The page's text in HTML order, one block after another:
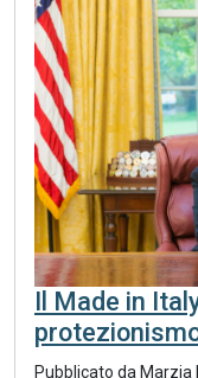
Il Made in
Pubblicato da Marzia